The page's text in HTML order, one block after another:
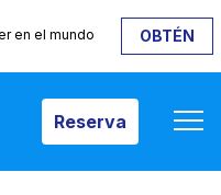
en el mundo
OBTÉN
Reserva
Reserva